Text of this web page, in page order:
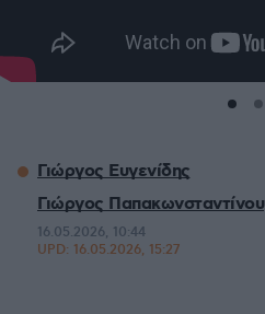
Γιώργος Ευγενίδης
Γιώργος Παπακωνσταντίνου
16.05.2026, 10:44
UPD: 16.05.2026, 15:27